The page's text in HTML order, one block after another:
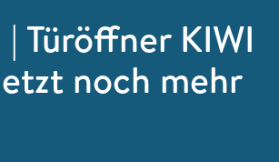
| Türöffner KIWI
noch mehr